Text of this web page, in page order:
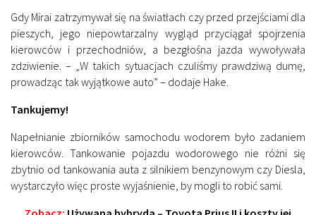
Gdy Mirai zatrzymywał się na światłach czy przed przejściami dla
pieszych, jego niepowtarzalny wygląd przyciągał spojrzenia
kierowców i przechodniów, a bezgłośna jazda wywoływała
zdziwienie. – „W takich sytuacjach czuliśmy prawdziwą dumę,
prowadząc tak wyjątkowe auto” – dodaje Hake.
Tankujemy!
Napełnianie zbiorników samochodu wodorem było zadaniem
kierowców. Tankowanie pojazdu wodorowego nie różni się
zbytnio od tankowania auta z silnikiem benzynowym czy Diesla,
wystarczyło więc proste wyjaśnienie, by mogli to robić sami.